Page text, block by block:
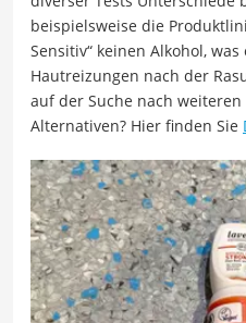
beispielsweise die
Sensitiv“ keinen Alkohol,
Hautreizungen nach der
auf der Suche nach
Alternativen? Hier finden Sie